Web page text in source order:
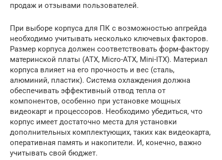
продаж и отзывами пользователей.
При выборе корпуса для ПК с возможностью апгрейда
необходимо учитывать несколько ключевых факторов.
Размер корпуса должен соответствовать форм-фактору
материнской платы (ATX, Micro-ATX, Mini-ITX). Материал
корпуса влияет на его прочность и вес (сталь,
алюминий, пластик). Система охлаждения должна
обеспечивать эффективный отвод тепла от
компонентов, особенно при установке мощных
видеокарт и процессоров. Необходимо убедиться, что
корпус имеет достаточно места для установки
дополнительных комплектующих, таких как видеокарта,
оперативная память и накопители. И, конечно, важно
учитывать свой бюджет.